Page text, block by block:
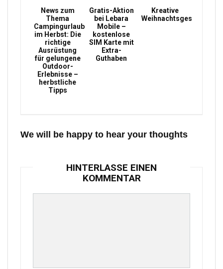
News zum
Thema
Campingurlaub
im Herbst: Die
richtige
Ausrüstung
für gelungene
Outdoor-
Erlebnisse –
herbstliche
Tipps
Gratis-Aktion
bei Lebara
Mobile –
kostenlose
SIM Karte mit
Extra-
Guthaben
Kreative
Weihnachtsgeschenke
We will be happy to hear your thoughts
HINTERLASSE EINEN
KOMMENTAR